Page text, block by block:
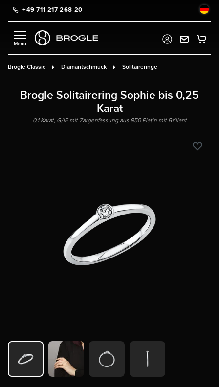
springen
+49 711 217 268 20
Brogle Classic Diamantschmuck Solitaireringe
Brogle Solitairering Sophie bis 0,25
Karat
0,1 Karat, G/IF mit Zargenfassung aus 950 Platin mit Brillant